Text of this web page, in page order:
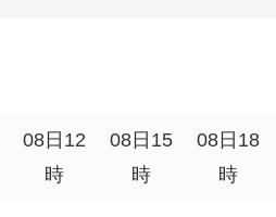
08日12
時
08日15
時
08日18
時